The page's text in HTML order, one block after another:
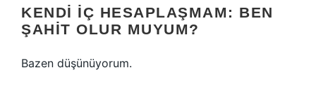
KENDI IÇ HESAPLAŞMAM: BEN
ŞAHIT OLUR MUYUM?
Bazen düşünüyorum.